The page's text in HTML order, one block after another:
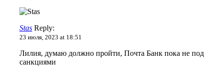
Stas Reply:
23 июля, 2023 at 18:51
Лилия, думаю должно пройти, Почта Банк пока не под
санкциями